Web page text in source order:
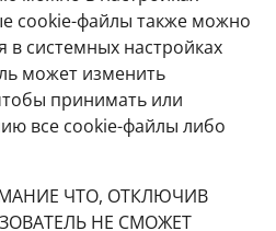
cookie-файлы также можно
в системных настройках
может изменить
принимать или
все cookie-файлы либо
ЧТО, ОТКЛЮЧИВ
НЕ СМОЖЕТ